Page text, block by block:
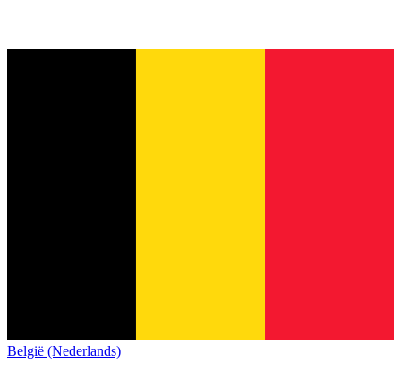
België (Nederlands)